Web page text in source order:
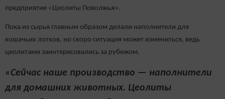
предприятие «Цеолиты Поволжья».
Пока из сырья главным образом делали наполнители для
кошачьих лотков, но скоро ситуация может измениться, ведь
цеолитами заинтересовались за рубежом.
«Сейчас наше производство — наполнители
для домашних животных. Цеолиты